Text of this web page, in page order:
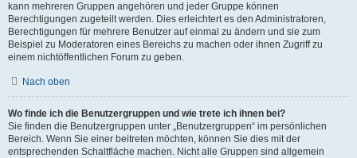
kann mehreren Gruppen angehören und jeder Gruppe können
Berechtigungen zugeteilt werden. Dies erleichtert es den Administratoren,
Berechtigungen für mehrere Benutzer auf einmal zu ändern und sie zum
Beispiel zu Moderatoren eines Bereichs zu machen oder ihnen Zugriff zu
einem nichtöffentlichen Forum zu geben.
Nach oben
Wo finde ich die Benutzergruppen und wie trete ich ihnen bei?
Sie finden die Benutzergruppen unter „Benutzergruppen“ im persönlichen
Bereich. Wenn Sie einer beitreten möchten, können Sie dies mit der
entsprechenden Schaltfläche machen. Nicht alle Gruppen sind allgemein